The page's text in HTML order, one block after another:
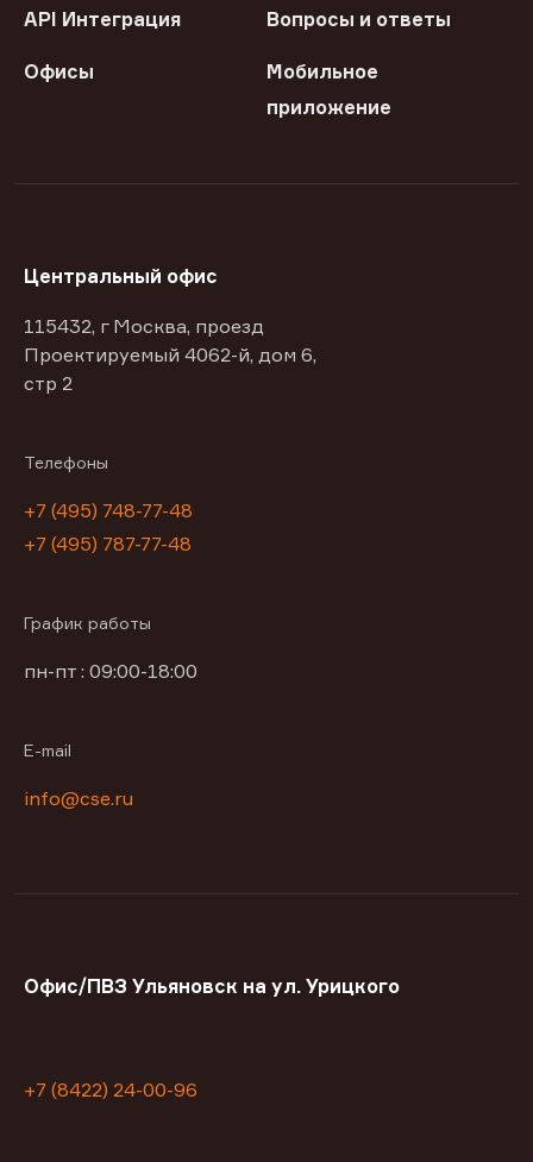
API Интеграция Вопросы и ответы
Офисы
Мобильное
приложение
Центральный офис
115432, г Москва, проезд
Проектируемый 4062-й, дом 6,
стр 2
Телефоны
+7 (495) 748-77-48
+7 (495) 787-77-48
График работы
пн-пт : 09:00-18:00
E-mail
info@cse.ru
Офис/ПВЗ Ульяновск на ул. Урицкого
+7 (8422) 24-00-96